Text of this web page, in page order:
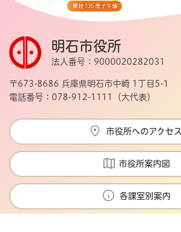
明石市役所
法人番号：9000020282031
〒673-8686 兵庫県明石市中崎 1丁目5-1
電話番号：078-912-1111（大代表）
市役所へのアクセス
市役所案内図
各課室別案内